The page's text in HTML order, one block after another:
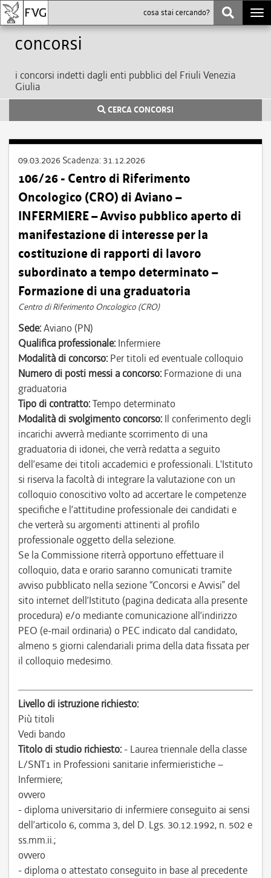
Concorsi
i concorsi indetti dagli enti pubblici del Friuli Venezia
Giulia
CERCA CONCORSI
09.03.2026 Scadenza: 31.12.2026
106/26 - Centro di Riferimento
Oncologico (CRO) di Aviano –
INFERMIERE – Avviso pubblico aperto di
manifestazione di interesse per la
costituzione di rapporti di lavoro
subordinato a tempo determinato –
Formazione di una graduatoria
Centro di Riferimento Oncologico (CRO)
Sede:Aviano (PN)
Qualifica professionale: Infermiere
Modalità di concorso: Per titoli ed eventuale colloquio
Numero di posti messi a concorso: Formazione di una
graduatoria
Tipo di contratto:Tempo determinato
Modalità di svolgimento concorso: Il conferimento degli
incarichi avverrà mediante scorrimento di una
graduatoria di idonei, che verrà redatta a seguito
dell’esame dei titoli accademici e professionali. L'Istituto
si riserva la facoltà di integrare la valutazione con un
colloquio conoscitivo volto ad accertare le competenze
specifiche e l’attitudine professionale dei candidati e
che verterà su argomenti attinenti al profilo
professionale oggetto della selezione.
Se la Commissione riterrà opportuno effettuare il
colloquio, data e orario saranno comunicati tramite
avviso pubblicato nella sezione “Concorsi e Avvisi” del
sito internet dell’Istituto (pagina dedicata alla presente
procedura) e/o mediante comunicazione all’indirizzo
PEO (e-mail ordinaria) o PEC indicato dal candidato,
almeno 5 giorni calendariali prima della data fissata per
il colloquio medesimo.
Livello di istruzione richiesto:
Più titoli
Vedi bando
Titolo di studio richiesto: - Laurea triennale della classe
L/SNT1 in Professioni sanitarie infermieristiche –
Infermiere;
ovvero
- diploma universitario di infermiere conseguito ai sensi
dell’articolo 6, comma 3, del D. Lgs. 30.12.1992, n. 502 e
ss.mm.ii.;
ovvero
- diploma o attestato conseguito in base al precedente